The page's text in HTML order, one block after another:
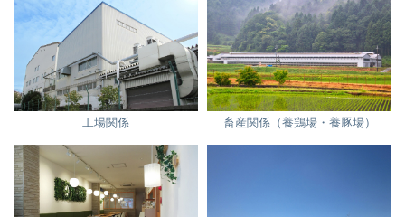
工場関係 畜産関係（養鶏場・養豚場）